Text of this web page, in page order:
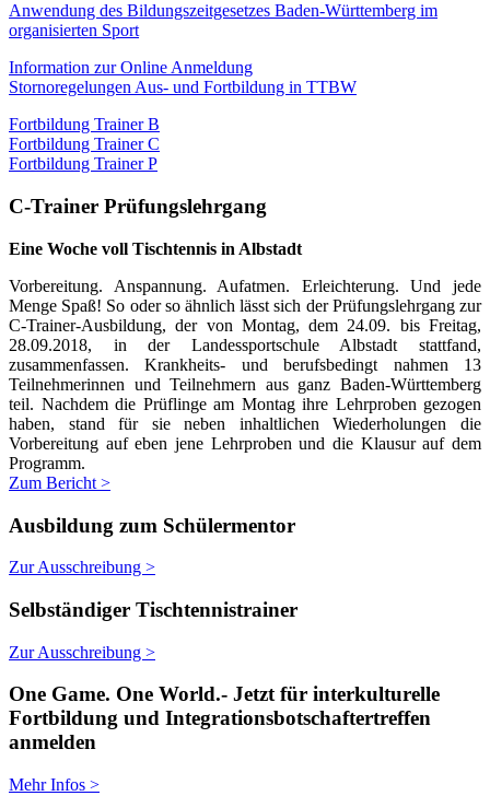
Anwendung des Bildungszeitgesetzes Baden-Württemberg im
organisierten Sport
Information zur Online Anmeldung
Stornoregelungen Aus- und Fortbildung in TTBW
Fortbildung Trainer B
Fortbildung Trainer C
Fortbildung Trainer P
C-Trainer Prüfungslehrgang
Eine Woche voll Tischtennis in Albstadt
Vorbereitung. Anspannung. Aufatmen. Erleichterung. Und jede
Menge Spaß! So oder so ähnlich lässt sich der Prüfungslehrgang zur
C-Trainer-Ausbildung, der von Montag, dem 24.09. bis Freitag,
28.09.2018, in der Landessportschule Albstadt stattfand,
zusammenfassen. Krankheits- und berufsbedingt nahmen 13
Teilnehmerinnen und Teilnehmern aus ganz Baden-Württemberg
teil. Nachdem die Prüflinge am Montag ihre Lehrproben gezogen
haben, stand für sie neben inhaltlichen Wiederholungen die
Vorbereitung auf eben jene Lehrproben und die Klausur auf dem
Programm.
Zum Bericht >
Ausbildung zum Schülermentor
Zur Ausschreibung >
Selbständiger Tischtennistrainer
Zur Ausschreibung >
One Game. One World.- Jetzt für interkulturelle
Fortbildung und Integrationsbotschaftertreffen
anmelden
Mehr Infos >